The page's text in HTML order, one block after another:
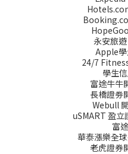
永安旅
Apple
24/7
學生
富途牛牛
長橋證劵
Webull
uSMART 盈
富
華泰漲樂全
老虎證券